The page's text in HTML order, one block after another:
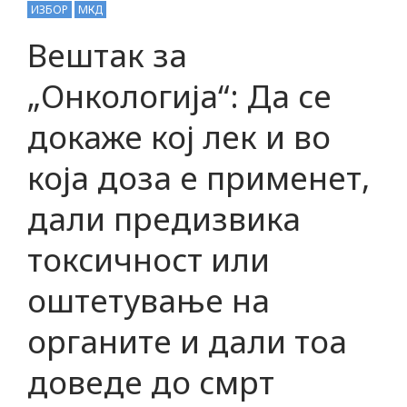
ИЗБОР МКД
Вештак за
„Онкологија“: Да се
докаже кој лек и во
која доза е применет,
дали предизвика
токсичност или
оштетување на
органите и дали тоа
доведе до смрт